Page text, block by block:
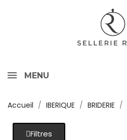
MENU
Accueil IBERIQUE BRIDERIE
Filtres